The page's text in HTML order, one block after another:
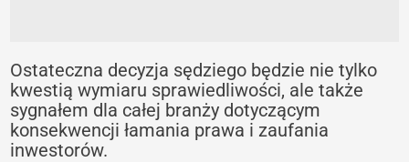
Ostateczna decyzja sędziego będzie nie tylko
kwestią wymiaru sprawiedliwości, ale także
sygnałem dla całej branży dotyczącym
konsekwencji łamania prawa i zaufania
inwestorów.